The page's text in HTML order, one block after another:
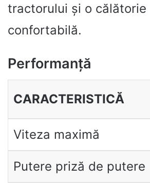
tractorului și o călătorie
confortabilă.
Performanță
CARACTERISTICĂ
Viteza maximă
Putere priză de putere